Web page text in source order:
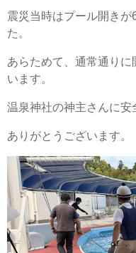
震災当時はプール開き
た。
あらためて、通常通り
います。
温泉神社の神主さんに安
ありがとうございます。